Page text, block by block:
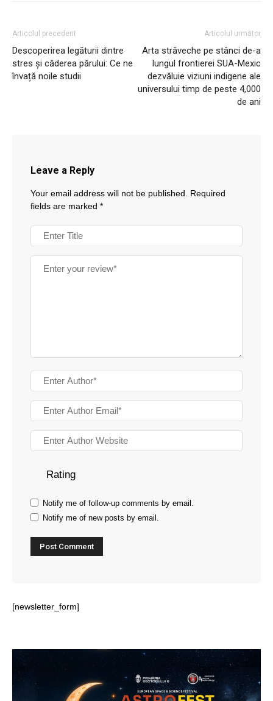
Articolul precedent
Descoperirea legăturii dintre
stres și căderea părului: Ce ne
învață noile studii
Articolul următor
Arta străveche pe stânci de-a
lungul frontierei SUA-Mexic
dezvăluie viziuni indigene ale
universului timp de peste 4,000
de ani
Leave a Reply
Your email address will not be published.
Required
fields are marked *
Rating
Notify me of follow-up comments by email.
Notify me of new posts by email.
[newsletter_form]